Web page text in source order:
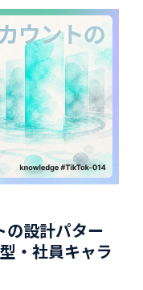
設計パター
・社員キャラ